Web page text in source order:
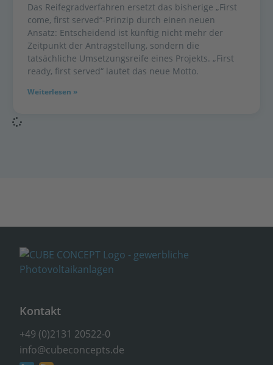
Das Reifegradverfahren ersetzt das bisherige „First
come, first served“-Prinzip durch einen neuen
Ansatz: Entscheidend ist künftig nicht mehr der
Zeitpunkt der Antragstellung, sondern die
tatsächliche Umsetzungsreife eines Projekts. „First
ready, first served“ lautet das neue Motto.
Weiterlesen »
Kontakt
+49 (0)2131 20522-0
info@cubeconcepts.de